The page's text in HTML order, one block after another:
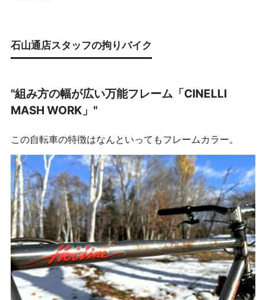
石山通店スタッフの拘りバイク
"組み方の幅が広い万能フレーム「CINELLI
MASH WORK」"
この自転車の特徴はなんといってもフレームカラー。